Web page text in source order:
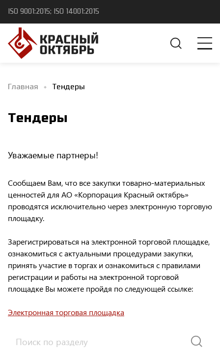
ISO 9001:2015; ISO 14001:2015
Главная Тендеры
Тендеры
Уважаемые партнеры!
Сообщаем Вам, что все закупки товарно-материальных
ценностей для АО «Корпорация Красный октябрь»
проводятся исключительно через электронную торговую
площадку.
Зарегистрироваться на электронной торговой площадке,
ознакомиться с актуальными процедурами закупки,
принять участие в торгах и ознакомиться с правилами
регистрации и работы на электронной торговой
площадке Вы можете пройдя по следующей ссылке:
Электронная торговая площадка